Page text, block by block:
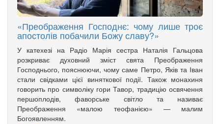
«Преображення Господнє: чому лише троє
апостолів побачили Божу славу?»
У катехезі на Радіо Марія сестра Наталія Гальцова
розкриває духовний зміст свята Преображення
Господнього, пояснюючи, чому саме Петро, Яків та Іван
стали свідками цієї виняткової події. Також монахиня
говорить про символіку гори Тавор, традицію освячення
першоплодів, фаворське світло та називає
Преображення «малою теофанією» — малим
Богоявленням.